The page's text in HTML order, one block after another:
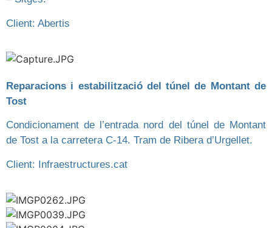
Client: Abertis
Reparacions i estabilització del túnel de Montant de
Tost
Condicionament de l’entrada nord del túnel de Montant
de Tost a la carretera C-14. Tram de Ribera d’Urgellet.
Client: Infraestructures.cat